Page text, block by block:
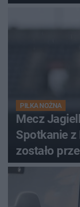
PIŁKA NOŻNA
Mecz
Spotkanie
zostało